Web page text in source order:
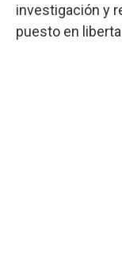
investigación y
puesto en